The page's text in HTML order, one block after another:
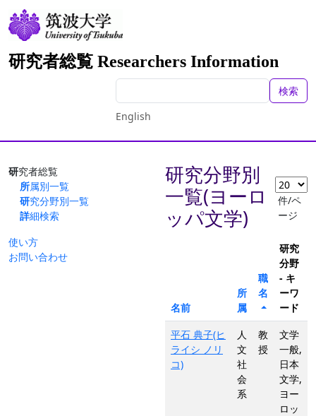
研究者総覧 Researchers Information
検索
English
研究者総覧
所属別一覧
研究分野別一覧
詳細検索
使い方
お問い合わせ
研究分野別
一覧(ヨーロ
ッパ文学)
件/ペ
ージ
名前
所
属
職
名
研究
分野
- キ
ーワ
ード
平石 典子(ヒ
ライシ ノリ
コ)
人
文
社
会
系
教
授
文学
一般,
日本
文学,
ヨー
ロッ